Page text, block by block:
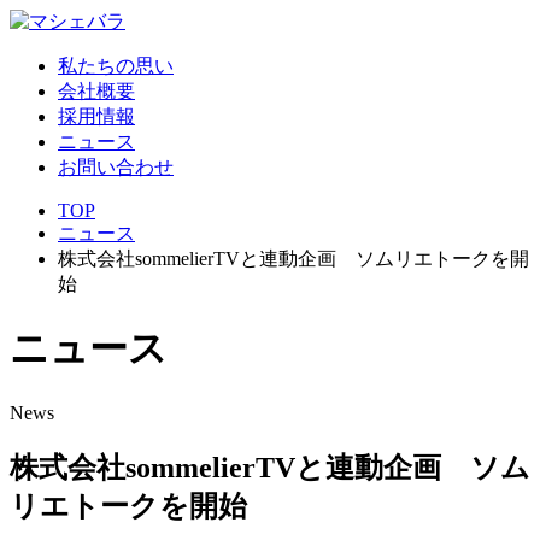
私たちの思い
会社概要
採用情報
ニュース
お問い合わせ
TOP
ニュース
株式会社sommelierTVと連動企画 ソムリエトークを開
始
ニュース
News
株式会社sommelierTVと連動企画 ソム
リエトークを開始